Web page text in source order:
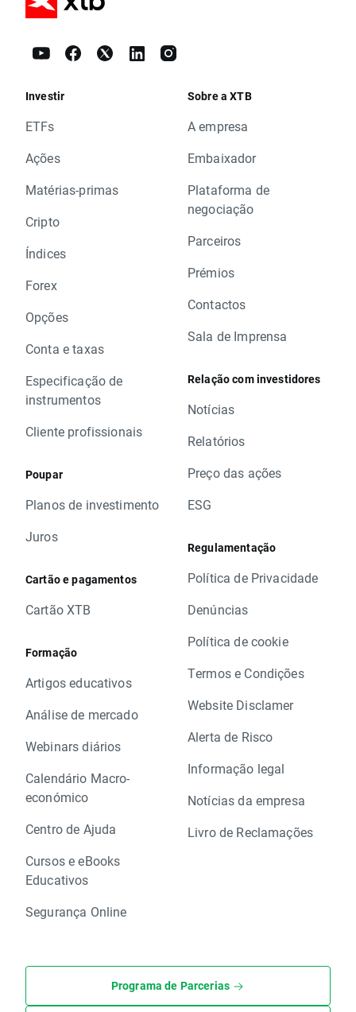
Investir
ETFs
Ações
Matérias-primas
Cripto
Índices
Forex
Opções
Conta e taxas
Especificação de
instrumentos
Cliente profissionais
Poupar
Planos de investimento
Juros
Cartão e pagamentos
Cartão XTB
Formação
Artigos educativos
Análise de mercado
Webinars diários
Calendário Macro-
económico
Centro de Ajuda
Cursos e eBooks
Educativos
Segurança Online
Sobre a XTB
A empresa
Embaixador
Plataforma de
negociação
Parceiros
Prémios
Contactos
Sala de Imprensa
Relação com investidores
Notícias
Relatórios
Preço das ações
ESG
Regulamentação
Política de Privacidade
Denúncias
Política de cookie
Termos e Condições
Website Disclamer
Alerta de Risco
Informação legal
Notícias da empresa
Livro de Reclamações
Programa de Parcerias